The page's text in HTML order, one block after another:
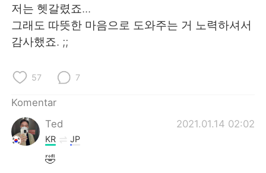
Deutsch 日本語
ไทย
Português
저는 헷갈렸죠...
그래도 따뜻한 마음으로 도와주는 거 노력하셔서
감사했죠. ;;
57 7
Komentar
Ted
2021.01.14 02:02
KR JP
🤣